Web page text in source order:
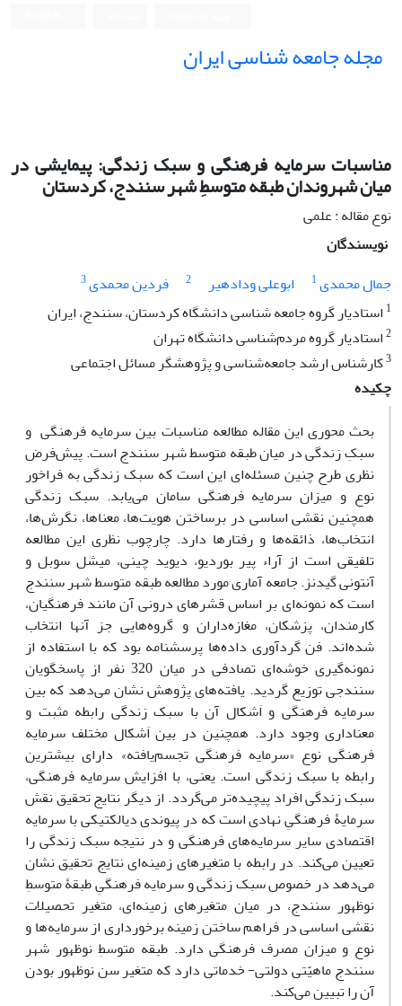
مجله جامعه شناسی ایران
مناسبات سرمایه فرهنگی و سبک زندگی: پیمایشی در
میان شهروندان طبقه متوسطِ شهر سنندج، کردستان
نوع مقاله : علمی
نویسندگان
جمال محمدی1 ابوعلی ودادهیر 2 فردین محمدی3
1 استادیار گروه جامعه شناسی دانشگاه کردستان، سنندج، ایران
2استادیار گروه مردم‌شناسی دانشگاه تهران
3کارشناس ارشد جامعه‌شناسی و پژوهشگر مسائل اجتماعی
چکیده
بحث محوری این مقاله مطالعه مناسبات بین سرمایه فرهنگی و
سبکِ زندگی در میان طبقه متوسط شهر سنندج است. پیش‌فرض
نظری طرح چنین مسئله‌ای این است که سبک زندگی به فراخور
نوع و میزان سرمایه فرهنگی سامان می‌یابد. سبک زندگی
همچنین نقشی اساسی در برساختن هویت‌ها، معناها، نگرش‌ها،
انتخاب‌ها، ذائقه‌ها و رفتارها دارد. چارچوب نظری این مطالعه
تلفیقی است از آراء پیر بوردیو، دیوید چینی، میشل سوبل و
آنتونی گیدنز. جامعه آماری مورد مطالعه طبقه متوسط شهر سنندج
است که نمونه‌ای بر اساس قشرهای درونی آن مانند فرهنگیان،
کارمندان، پزشکان، مغازه‌داران و گروه‌هایی جز آن‏ها انتخاب
شده‌اند. فن گردآوری داده‌ها پرسش‎نامه بود که با استفاده از
نمونه‌گیری خوشه‌ای تصادفی در میان 320 نفر از پاسخ‎گویان
سنندجی توزیع گردید. یافته‌های پژوهش نشان می‌دهد که بین
سرمایه فرهنگی و اَشکال آن با سبک زندگی رابطه مثبت و
معناداری وجود دارد. همچنین در بین اَشکال مختلف سرمایه
فرهنگی نوع «سرمایه فرهنگی تجسم‌یافته» دارای بیشترین
رابطه با سبک زندگی است. یعنی، با افزایش سرمایه فرهنگی،
سبک زندگی افراد پیچیده‌تر می‌گردد. از دیگر نتایج تحقیق نقش
سرمایۀ فرهنگیِ نهادی است که در پیوندی دیالکتیکی با سرمایه
اقتصادی سایر سرمایه‌های فرهنگی و در نتیجه سبک زندگی را
تعیین می‌کند. در رابطه با متغیرهای زمینه‌ای نتایج تحقیق نشان
می‌دهد در خصوص سبک زندگی و سرمایه فرهنگیِ طبقۀ متوسطِ
نوظهور سنندج، در میان متغیرهای زمینه‌ای، متغیر تحصیلات
نقشی اساسی در فراهم ساختن زمینه برخورداری از سرمایه‌ها و
نوع و میزان مصرف فرهنگی دارد. طبقه متوسطِ نوظهور شهر
سنندج ماهیّتی دولتی- خدماتی دارد که متغیر سن نوظهور بودن
آن را تبیین می‌کند.